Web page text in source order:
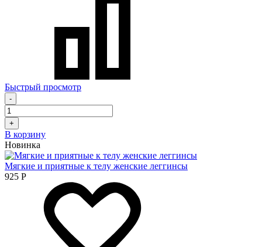
Быстрый просмотр
-
+
В корзину
Новинка
Мягкие и приятные к телу женские леггинсы
925 Р